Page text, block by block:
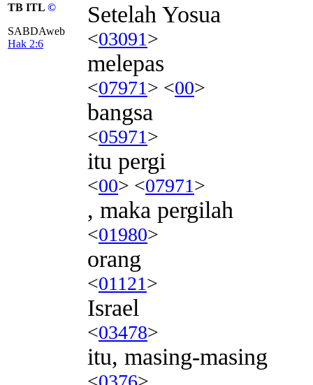
TB ITL ©
SABDAweb
Hak 2:6
Setelah Yosua
<03091>
melepas
<07971> <00>
bangsa
<05971>
itu pergi
<00> <07971>
, maka pergilah
<01980>
orang
<01121>
Israel
<03478>
itu, masing-masing